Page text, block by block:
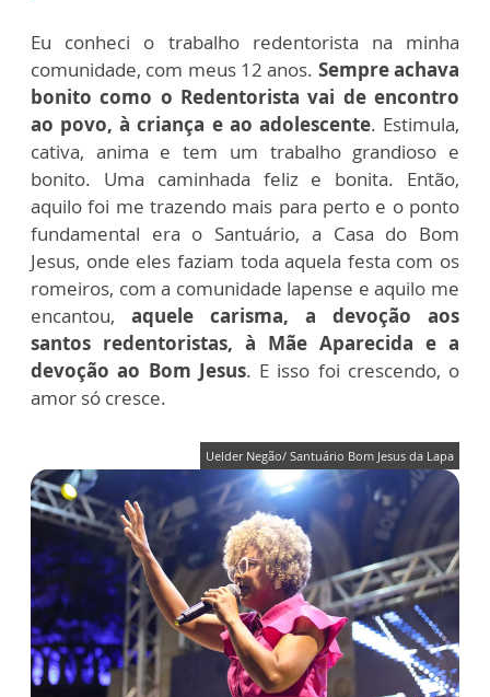
Eu conheci o trabalho redentorista na minha
comunidade, com meus 12 anos. Sempre achava
bonito como o Redentorista vai de encontro
ao povo, à criança e ao adolescente. Estimula,
cativa, anima e tem um trabalho grandioso e
bonito. Uma caminhada feliz e bonita. Então,
aquilo foi me trazendo mais para perto e o ponto
fundamental era o Santuário, a Casa do Bom
Jesus, onde eles faziam toda aquela festa com os
romeiros, com a comunidade lapense e aquilo me
encantou, aquele carisma, a devoção aos
santos redentoristas, à Mãe Aparecida e a
devoção ao Bom Jesus. E isso foi crescendo, o
amor só cresce.
Uelder Negão/ Santuário Bom Jesus da Lapa